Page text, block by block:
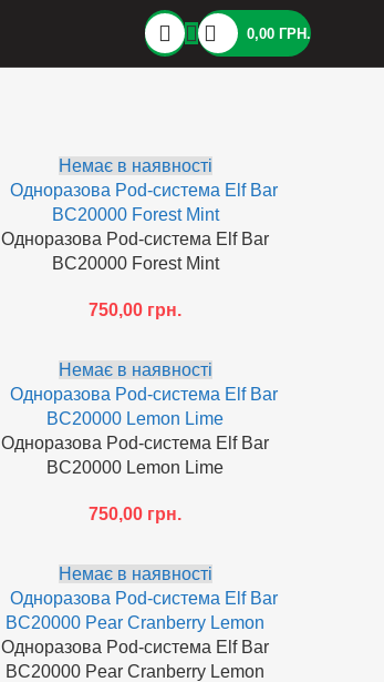
0,00 ГРН.
Немає в наявності
Одноразова Pod-система Elf Bar
BC20000 Forest Mint
750,00 грн.
Немає в наявності
Одноразова Pod-система Elf Bar
BC20000 Lemon Lime
750,00 грн.
Немає в наявності
Одноразова Pod-система Elf Bar
BC20000 Pear Cranberry Lemon